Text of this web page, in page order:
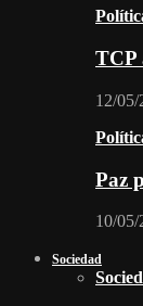
TCP
12/05/
Paz
10/05/
Sociedad